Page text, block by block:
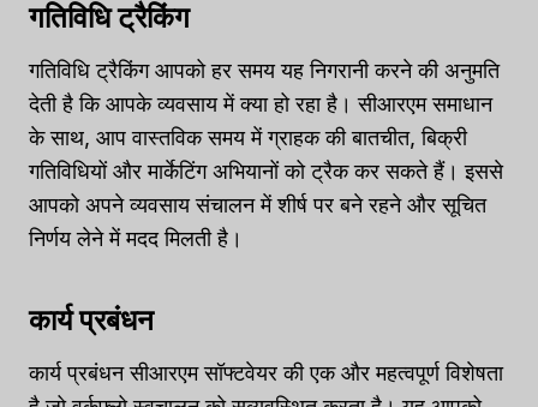
गतिविधि ट्रैकिंग
गतिविधि ट्रैकिंग आपको हर समय यह निगरानी करने की अनुमति
देती है कि आपके व्यवसाय में क्या हो रहा है। सीआरएम समाधान
के साथ, आप वास्तविक समय में ग्राहक की बातचीत, बिक्री
गतिविधियों और मार्केटिंग अभियानों को ट्रैक कर सकते हैं। इससे
आपको अपने व्यवसाय संचालन में शीर्ष पर बने रहने और सूचित
निर्णय लेने में मदद मिलती है।
कार्य प्रबंधन
कार्य प्रबंधन सीआरएम सॉफ्टवेयर की एक और महत्वपूर्ण विशेषता